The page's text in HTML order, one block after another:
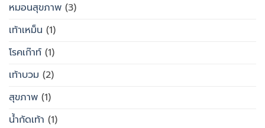
หมอนสุขภาพ (3)
เท้าเหม็น (1)
โรคเก๊าท์ (1)
เท้าบวม (2)
สุขภาพ (1)
น้ำกัดเท้า (1)